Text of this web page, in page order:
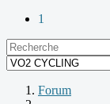
1
Forum